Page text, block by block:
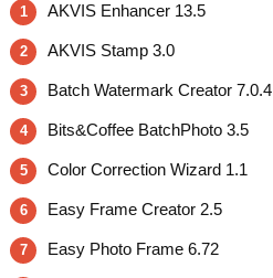
1 AKVIS Enhancer 13.5
2 AKVIS Stamp 3.0
3 Batch Watermark Creator 7.0.4
4 Bits&Coffee BatchPhoto 3.5
5 Color Correction Wizard 1.1
6 Easy Frame Creator 2.5
7 Easy Photo Frame 6.72